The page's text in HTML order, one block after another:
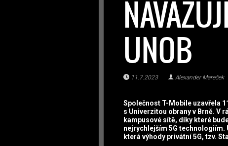
UNOB
11.7.2023 Alexander Mareček
Společnost T-Mobile uzavřela
s Univerzitou obrany v Brně. V
kampusové sítě, díky které
nejrychlejším 5G technologiím.
která výhody privátní 5G, tzv.